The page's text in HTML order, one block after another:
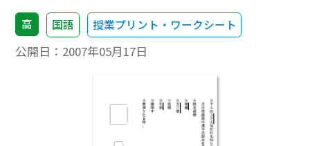
高 国語 授業プリント・ワークシート
公開日： 2007年05月17日